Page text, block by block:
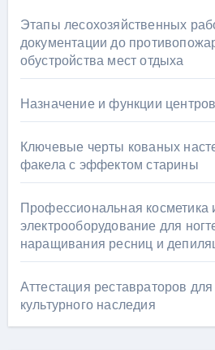
Этапы лесохозяйственных
документации до
обустройства мест отдыха
Назначение и функции
Ключевые черты кованых
факела с эффектом старины
Профессиональная косметика
электрооборудование для
наращивания ресниц и
Аттестация реставраторов
культурного наследия